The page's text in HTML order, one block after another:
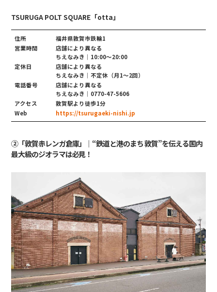
TSURUGA POLT SQUARE「otta」
住所
福井県敦賀市鉄輪1
営業時間
店舗により異なる
ちえなみき｜10:00〜20:00
定休日
店舗により異なる
ちえなみき｜不定休（月1〜2回）
電話番号
店舗により異なる
ちえなみき｜0770-47-5606
アクセス
敦賀駅より徒歩1分
Web
https://tsurugaeki-nishi.jp
②「敦賀赤レンガ倉庫」｜“鉄道と港のまち 敦賀”を伝える国内
最大級のジオラマは必見！